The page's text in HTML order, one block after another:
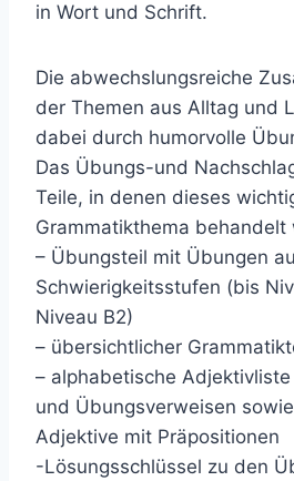
in Wort und Schrift.
Die abwechslungsreiche
der Themen aus Alltag und
dabei durch humorvolle
Das Übungs-und
Teile, in denen dieses
Grammatikthema behandelt
– Übungsteil mit Übungen
Schwierigkeitsstufen (bis
Niveau B2)
– übersichtlicher
– alphabetische
und Übungsverweisen
Adjektive mit Präpositionen
-Lösungsschlüssel zu den